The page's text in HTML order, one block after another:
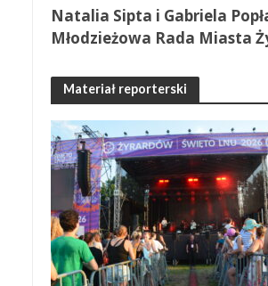
Natalia Sipta i Gabriela
Młodzieżowa Rada Miasta
Materiał reporterski